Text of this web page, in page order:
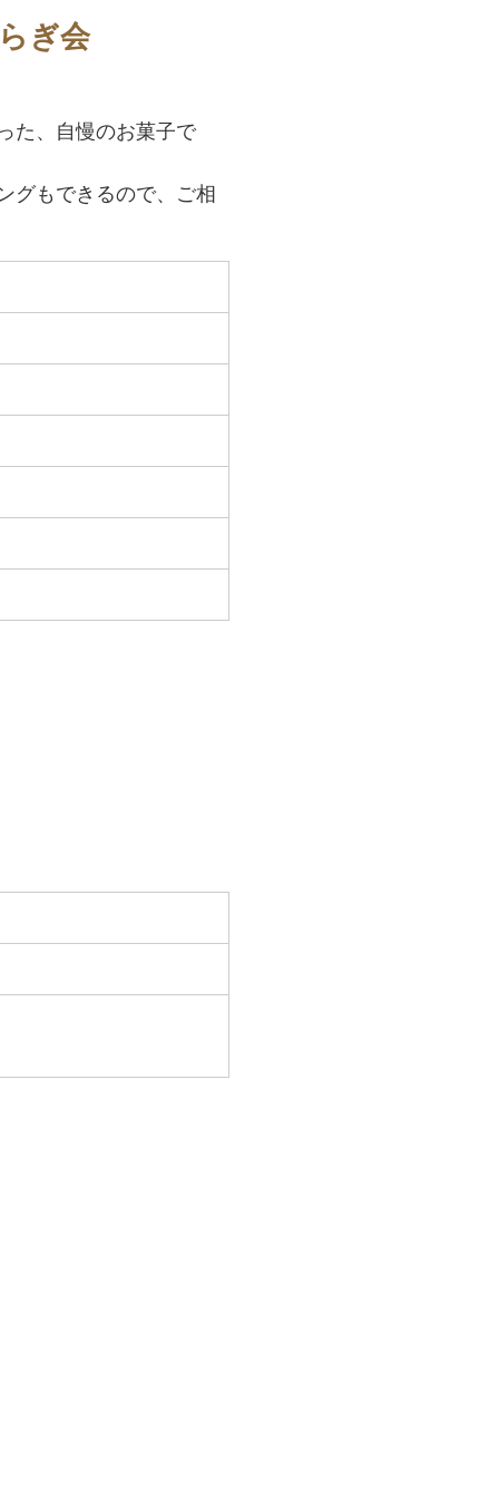
ぎ会
た、自慢のお菓子で
グもできるので、ご相